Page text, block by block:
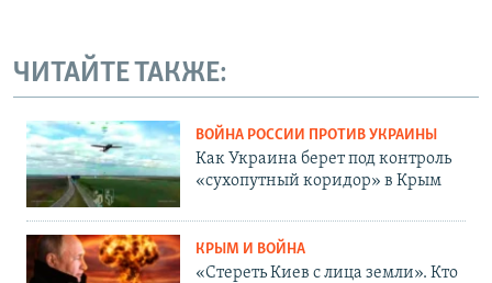
ЧИТАЙТЕ ТАКЖЕ:
ВОЙНА РОССИИ ПРОТИВ УКРАИНЫ
Как Украина берет под контроль
«сухопутный коридор» в Крым
КРЫМ И ВОЙНА
«Стереть Киев с лица земли». Кто